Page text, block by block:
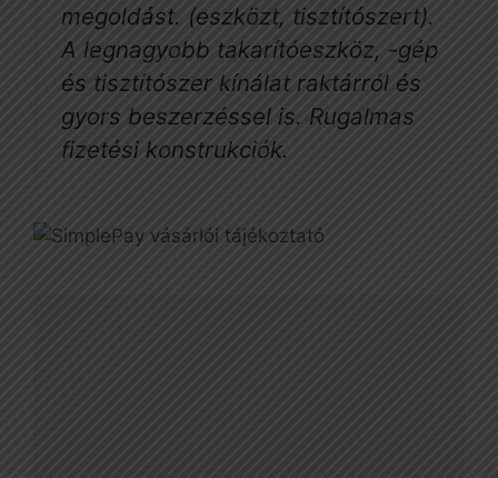
megoldást. (eszközt, tisztítószert).
A legnagyobb takarítóeszköz, -gép
és tisztítószer kínálat raktárról és
gyors beszerzéssel is. Rugalmas
fizetési konstrukciók.